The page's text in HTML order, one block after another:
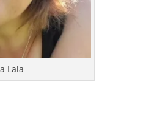
Lala